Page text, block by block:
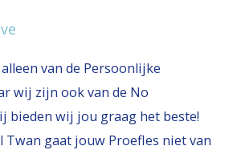
van de Persoonlijke
wij zijn ook van de No
bieden wij jou graag het beste!
gaat jouw Proefles niet van